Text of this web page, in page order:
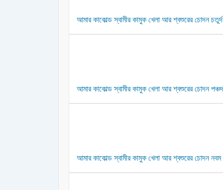
আমার কাকোল্ড স্বামীর কামুক খেলা আর শ্বশুরের চোদন
আমার কাকোল্ড স্বামীর কামুক খেলা আর শ্বশুরের চোদন
আমার কাকোল্ড স্বামীর কামুক খেলা আর শ্বশুরের চোদন নবম